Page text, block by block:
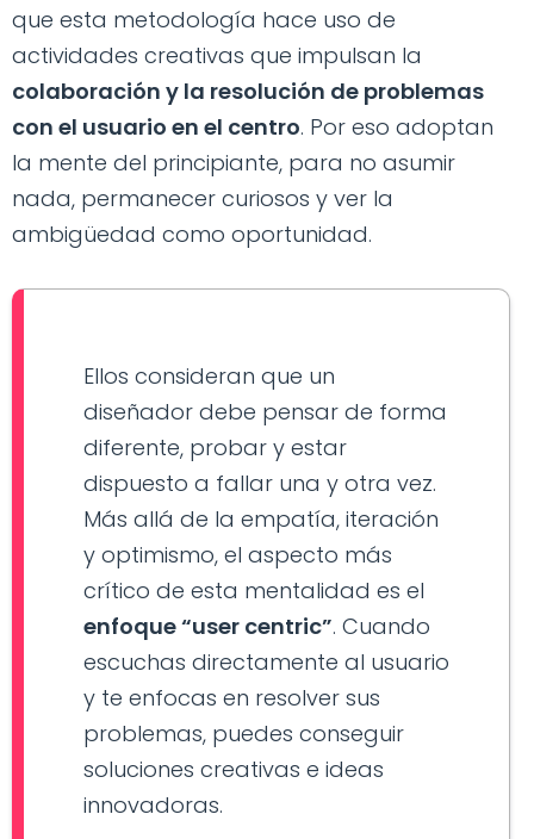
que esta metodología hace uso de
actividades creativas que impulsan la
colaboración y la resolución de problemas
con el usuario en el centro. Por eso adoptan
la mente del principiante, para no asumir
nada, permanecer curiosos y ver la
ambigüedad como oportunidad.
Ellos consideran que un
diseñador debe pensar de forma
diferente, probar y estar
dispuesto a fallar una y otra vez.
Más allá de la empatía, iteración
y optimismo, el aspecto más
crítico de esta mentalidad es el
enfoque “user centric”. Cuando
escuchas directamente al usuario
y te enfocas en resolver sus
problemas, puedes conseguir
soluciones creativas e ideas
innovadoras.